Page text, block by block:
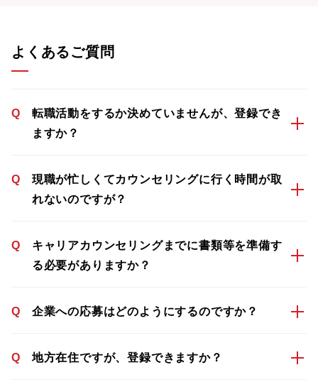
よくあるご質問
Q
転職活動をするか決めていませんが、登録でき
ますか？
Q
現職が忙しくてカウンセリングに行く時間が取
れないのですが？
Q
キャリアカウンセリングまでに書類等を準備す
る必要がありますか？
Q 企業への応募はどのようにするのですか？
Q 地方在住ですが、登録できますか？